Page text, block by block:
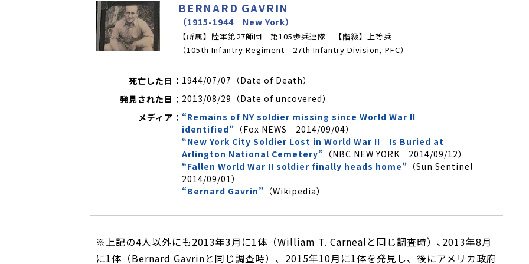
BERNARD GAVRIN
（1915-1944 New York）
【所属】陸軍第27師団 第105歩兵連隊
【階級】上等兵
（105th Infantry Regiment 27th Infantry Division, PFC）
死亡した日： 1944/07/07（Date of Death）
発見された日： 2013/08/29（Date of uncovered）
メディア： “Remains of NY soldier missing since World War II
identified” （Fox NEWS 2014/09/04）
“New York City Soldier Lost in World War II Is Buried at
Arlington National Cemetery” （NBC NEW YORK 2014/09/12）
“Fallen World War II soldier finally heads home” （Sun Sentinel
2014/09/01）
“Bernard Gavrin” （Wikipedia）
※上記の4人以外にも2013年3月に1体（William T. Carnealと同じ調査時）､2013年8月
に1体（Bernard Gavrinと同じ調査時）、2015年10月に1体を発見し、後にアメリカ政府